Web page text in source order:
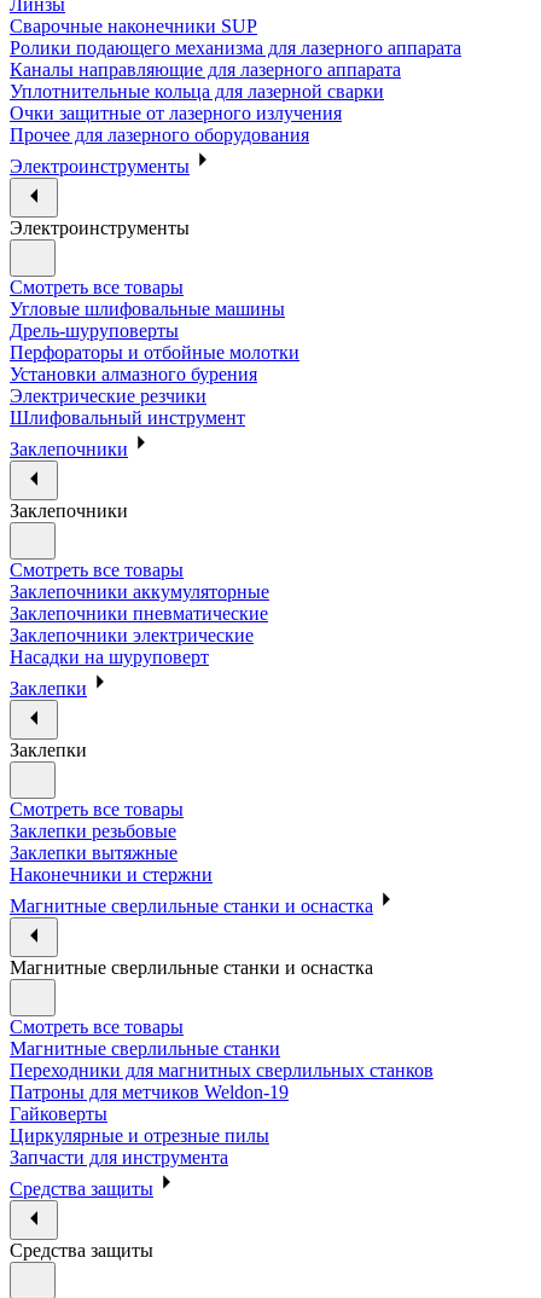
Линзы
Сварочные наконечники SUP
Ролики подающего механизма для лазерного аппарата
Каналы направляющие для лазерного аппарата
Уплотнительные кольца для лазерной сварки
Очки защитные от лазерного излучения
Прочее для лазерного оборудования
Электроинструменты
Электроинструменты
Смотреть все товары
Угловые шлифовальные машины
Дрель-шуруповерты
Перфораторы и отбойные молотки
Установки алмазного бурения
Электрические резчики
Шлифовальный инструмент
Заклепочники
Заклепочники
Смотреть все товары
Заклепочники аккумуляторные
Заклепочники пневматические
Заклепочники электрические
Насадки на шуруповерт
Заклепки
Заклепки
Смотреть все товары
Заклепки резьбовые
Заклепки вытяжные
Наконечники и стержни
Магнитные сверлильные станки и оснастка
Магнитные сверлильные станки и оснастка
Смотреть все товары
Магнитные сверлильные станки
Переходники для магнитных сверлильных станков
Патроны для метчиков Weldon-19
Гайковерты
Циркулярные и отрезные пилы
Запчасти для инструмента
Средства защиты
Средства защиты